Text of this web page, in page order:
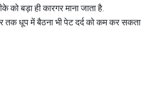
को बड़ा ही कारगर माना जाता है.
तक धूप में बैठना भी पेट दर्द को कम कर सकता